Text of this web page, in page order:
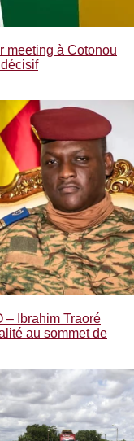
meeting à Cotonou
– Ibrahim Traoré
au sommet de